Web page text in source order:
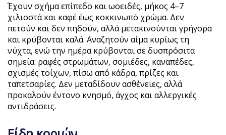
Έχουν σχήμα επίπεδο και ωοειδές, μήκος 4–7
χιλιοστά και καφέ έως κοκκινωπό χρώμα. Δεν
πετούν και δεν πηδούν, αλλά μετακινούνται γρήγορα
και κρύβονται καλά. Αναζητούν αίμα κυρίως τη
νύχτα, ενώ την ημέρα κρύβονται σε δυσπρόσιτα
σημεία: ραφές στρωμάτων, σομιέδες, καναπέδες,
σχισμές τοίχων, πίσω από κάδρα, πρίζες και
ταπετσαρίες. Δεν μεταδίδουν ασθένειες, αλλά
προκαλούν έντονο κνησμό, άγχος και αλλεργικές
αντιδράσεις.